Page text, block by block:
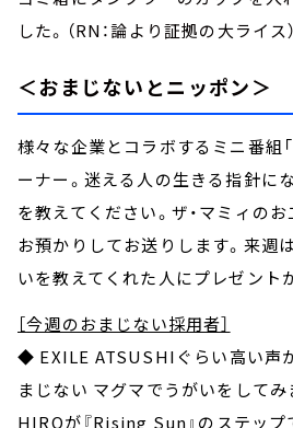
した。（RN：論より証拠の大ライス）
＜おまじないとニッポン＞
様々な企業とコラボするミニ番組
ーナー。迷える人の生きる指針に
を教えてください。ザ・マミィの
お預かりしてお送りします。来週
いを教えてくれた人にプレゼント
［今週のおまじない採用者］
◆ EXILE ATSUSHIぐらい高い声
まじない マグマでうがいをしてみ
HIROが『Rising Sun』のステッ